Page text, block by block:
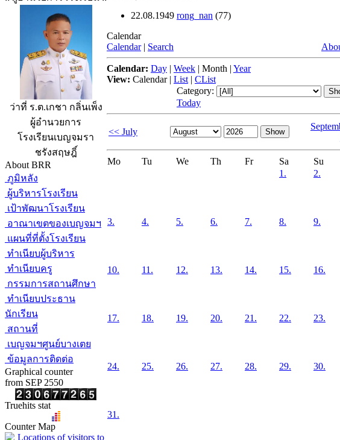
ว่าที่ ร.ต.เกชา กลิ่นเพ็ง
ผู้อำนวยการ
โรงเรียนเบญจมรา
ชรังสฤษฎิ์
About BRR
ภูมิหลัง
ผู้บริหารโรงเรียน
เป้าพัฒนาโรงเรียน
อาณาเขตของเบญจมฯ
แผนที่ที่ตั้งโรงเรียน
ทำเนียบผู้บริหาร
ทำเนียบครู
กรรมการสถานศึกษา
ทำเนียบประธาน
นักเรียน
สถานที่
เบญจมฯศูนย์บางเตย
ข้อมูลการติดต่อ
Graphical counter
from SEP 2550
Truehits stat
Counter Map
22.08.1949 rong_nan (77)
Calendar
Calendar | Search
Calendar: Day | Week | Month | Year
View: Calendar| List | CList
Category:
Today
<< July
Mo Tu We Th Fr Sa
Su
1.
2.
3. 4. 5. 6. 7. 8. 9.
10. 11. 12. 13. 14. 15. 16.
17. 18. 19. 20. 21. 22. 23.
24. 25. 26. 27. 28. 29. 30.
31.